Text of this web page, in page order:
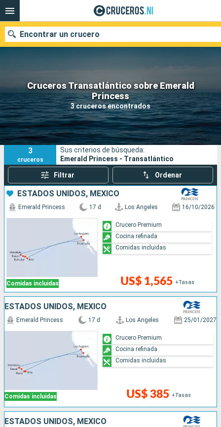
Cruceros Transatlántico sobre Emerald
Princess
3 cruceros encontrados
Encontrar un crucero
Nuestros destinos
Fecha de salida
Puertos Compañías
Buscar
3
cruceros
Sus criterios de búsqueda:
Emerald Princess - Transatlántico
Filtrar Ordenar
ESTADOS UNIDOS, MÉXICO
Comidas incluidas
Emerald Princess 17 d Los Angeles 16/10/2026
US$ 1,565 +Tasas
Crucero Premium
Cocina refinada
Comidas incluidas
ESTADOS UNIDOS, MÉXICO
Comidas incluidas
Emerald Princess 17 d Los Angeles 25/01/2027
US$ 385 +Tasas
Crucero Premium
Cocina refinada
Comidas incluidas
ESTADOS UNIDOS, MÉXICO